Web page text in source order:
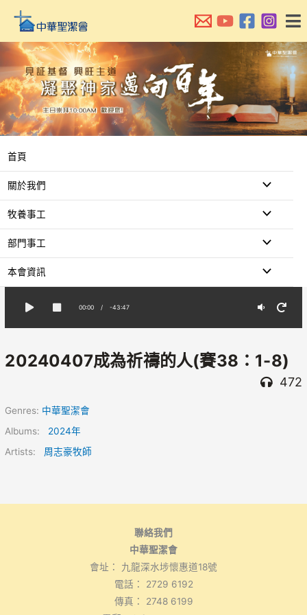
主
內
容
首頁
關於我們
牧養事工
部門事工
本會資訊
00:00 / -43:47
20240407成為祈禱的人(賽38：1-8)
472
Genres: 中華聖潔會
Albums: 2024年
Artists: 周志豪牧師
聯絡我們
中華聖潔會
會址： 九龍深水埗懷惠道18號
電話： 2729 6192
傳真： 2748 6199